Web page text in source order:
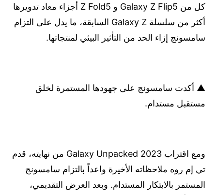
كل من Galaxy Z Flip5 و Z Fold5 أجزاء معاد تدويرها
أكثر من سلسلة Galaxy Z السابقة، ما يدل على التزام
سامسونج إزاء الحد من التأثير البيئي لمنتجاتها.
▲ أكدت سامسونج على جهودها المستمرة لخلق
مستقبل مستدام.
ومع اقتراب Galaxy Unpacked 2023 من نهايته، قدم
تي إم روه ملاحظاته الأخيرة واعداً بالتزام سامسونج
المستمر بالابتكار المستدام. وبعد العرض التقديمي،